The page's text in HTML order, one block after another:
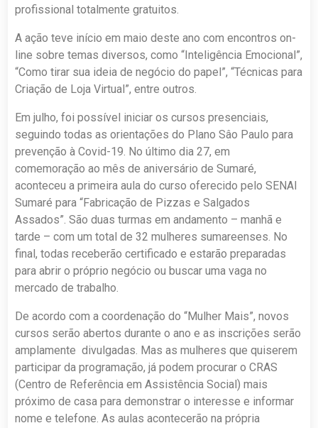
profissional totalmente gratuitos.
A ação teve início em maio deste ano com encontros on-
line sobre temas diversos, como “Inteligência Emocional”,
“Como tirar sua ideia de negócio do papel”, “Técnicas para
Criação de Loja Virtual”, entre outros.
Em julho, foi possível iniciar os cursos presenciais,
seguindo todas as orientações do Plano Sâo Paulo para
prevenção à Covid-19. No último dia 27, em
comemoração ao mês de aniversário de Sumaré,
aconteceu a primeira aula do curso oferecido pelo SENAI
Sumaré para “Fabricação de Pizzas e Salgados
Assados”. São duas turmas em andamento – manhã e
tarde – com um total de 32 mulheres sumareenses. No
final, todas receberão certificado e estarão preparadas
para abrir o próprio negócio ou buscar uma vaga no
mercado de trabalho.
De acordo com a coordenação do “Mulher Mais”, novos
cursos serão abertos durante o ano e as inscrições serão
amplamente divulgadas. Mas as mulheres que quiserem
participar da programação, já podem procurar o CRAS
(Centro de Referência em Assistência Social) mais
próximo de casa para demonstrar o interesse e informar
nome e telefone. As aulas acontecerão na própria